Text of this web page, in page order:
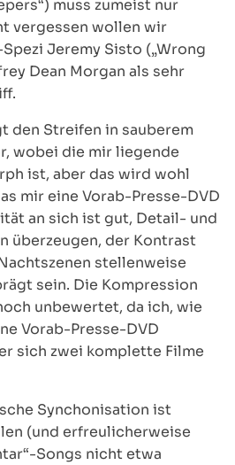
muss zumeist nur
vergessen wollen wir
Jeremy Sisto („Wrong
Dean Morgan als sehr
den Streifen in sauberem
wobei die mir liegende
ist, aber das wird wohl
mir eine Vorab-Presse-DVD
an sich ist gut, Detail- und
überzeugen, der Kontrast
stellenweise
sein. Die Kompression
unbewertet, da ich, wie
Vorab-Presse-DVD
sich zwei komplette Filme
Synchonisation ist
(und erfreulicherweise
Songs nicht etwa